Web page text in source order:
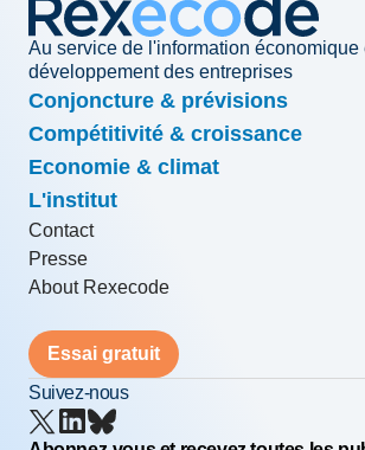
Au service de l'information économique
développement des entreprises
Conjoncture & prévisions
Compétitivité & croissance
Economie & climat
L'institut
Contact
Presse
About Rexecode
Essai gratuit
Suivez-nous